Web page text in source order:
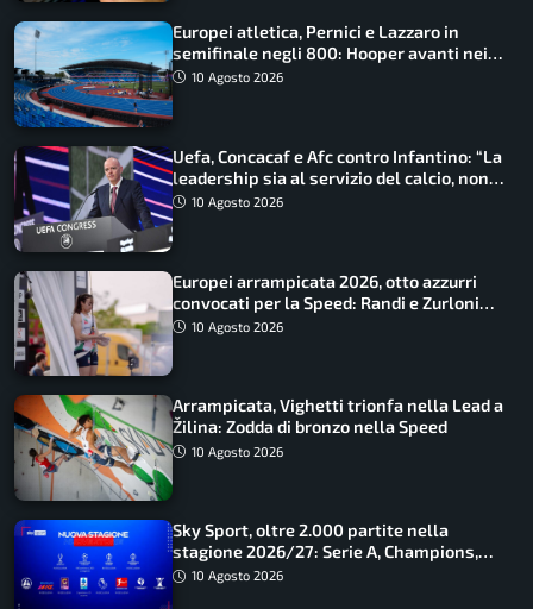
Europei atletica, Pernici e Lazzaro in
semifinale negli 800: Hooper avanti nei
100, fuori Tecuceanu
10 Agosto 2026
Uefa, Concacaf e Afc contro Infantino: “La
leadership sia al servizio del calcio, non
cerchi di dominarlo”
10 Agosto 2026
Europei arrampicata 2026, otto azzurri
convocati per la Speed: Randi e Zurloni
guidano l’Italia
10 Agosto 2026
Arrampicata, Vighetti trionfa nella Lead a
Žilina: Zodda di bronzo nella Speed
10 Agosto 2026
Sky Sport, oltre 2.000 partite nella
stagione 2026/27: Serie A, Champions,
Premier e tutte le novità
10 Agosto 2026